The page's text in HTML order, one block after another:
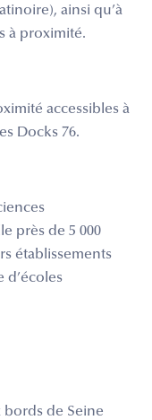
ainsi qu’à
à proximité.
accessibles à
Docks 76.
près de 5 000
établissements
d’écoles
de Seine